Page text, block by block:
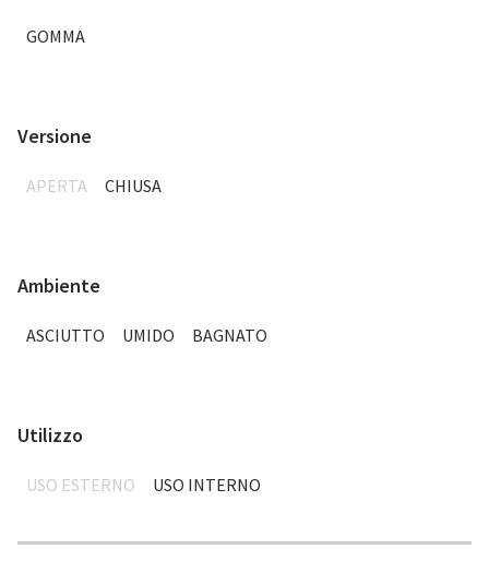
GOMMA
Versione
APERTA CHIUSA
Ambiente
ASCIUTTO UMIDO BAGNATO
Utilizzo
USO ESTERNO USO INTERNO